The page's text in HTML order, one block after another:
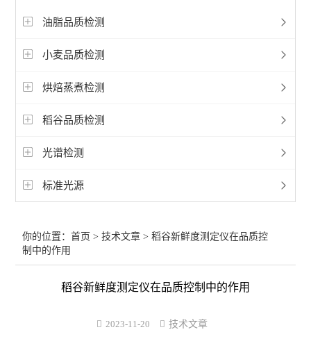
油脂品质检测
小麦品质检测
烘焙蒸煮检测
稻谷品质检测
光谱检测
标准光源
你的位置：首页 >技术文章 > 稻谷新鲜度测定仪在品质控
制中的作用
稻谷新鲜度测定仪在品质控制中的作用
2023-11-20 技术文章